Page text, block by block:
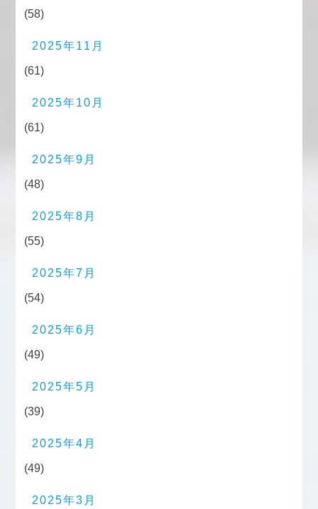
(58)
2025年11月
(61)
2025年10月
(61)
2025年9月
(48)
2025年8月
(55)
2025年7月
(54)
2025年6月
(49)
2025年5月
(39)
2025年4月
(49)
2025年3月